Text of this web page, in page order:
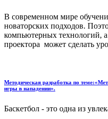
В современном мире
новаторских подходов.
компьютерных технологий,
проектора может сделать
Методическая разработка по
игры в нападении».
Баскетбол - это одна из